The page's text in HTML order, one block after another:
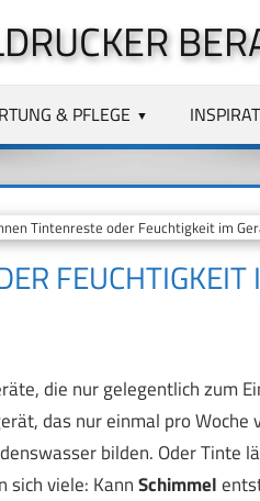
& PFLEGE
Tintenreste oder Feuchtigkeit im
die nur gelegentlich zum
das nur einmal pro Woche
bilden. Oder Tinte
sich viele: KannSchimmel